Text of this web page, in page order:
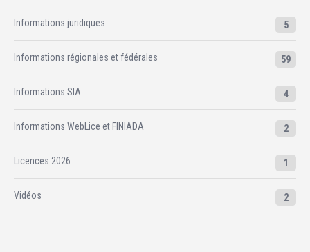
Informations juridiques 5
Informations régionales et fédérales 59
Informations SIA 4
Informations WebLice et FINIADA 2
Licences 2026 1
Vidéos 2